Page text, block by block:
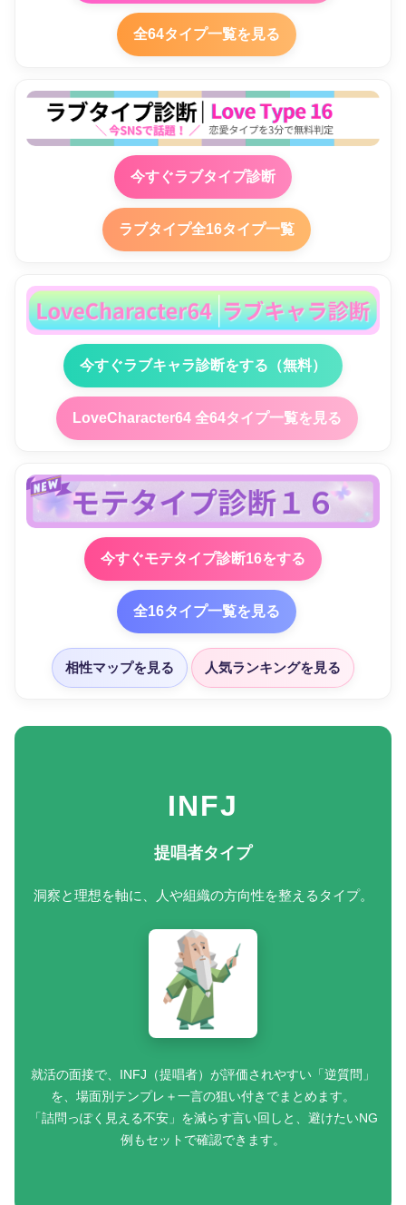
全64タイプ一覧を見る
今すぐラブタイプ診断
ラブタイプ全16タイプ一覧
今すぐラブキャラ診断をする（無料）
LoveCharacter64 全64タイプ一覧を見る
今すぐモテタイプ診断16をする
全16タイプ一覧を見る
相性マップを見る 人気ランキングを見る
INFJ
提唱者タイプ
洞察と理想を軸に、人や組織の方向性を整えるタイプ。
就活の面接で、INFJ（提唱者）が評価されやすい「逆質問」
を、場面別テンプレ＋一言の狙い付きでまとめます。
「詰問っぽく見える不安」を減らす言い回しと、避けたいNG
例もセットで確認できます。